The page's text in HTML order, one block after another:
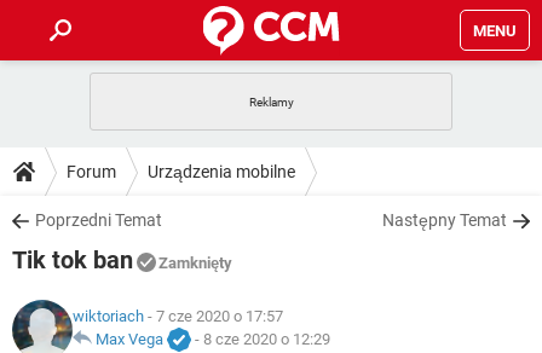
MENU
GRY WHATSAPP
SPOTIFY
INSTAGRAM
WINDOWS 10
PORADY
PlayStation TIKTOK
INSTAGRAM
DO POBRANIA
ANDROID
GRY
IOS NETFLIX
COVID-19
ARTYKUŁY
Forum Urządzenia mobilne
Poprzedni Temat Następny Temat
Tik tok ban Zamknięty
wiktoriach - 7 cze 2020 o 17:57
Max Vega
- 8 cze 2020 o 12:29